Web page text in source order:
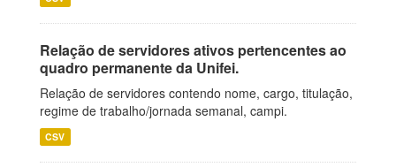
Relação de servidores ativos pertencentes ao
quadro permanente da Unifei.
Relação de servidores contendo nome, cargo, titulação,
regime de trabalho/jornada semanal, campi.
CSV